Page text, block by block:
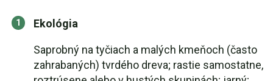
Ekológia
Saprobný na tyčiach a malých kmeňoch (často
zahrabaných) tvrdého dreva; rastie samostatne,